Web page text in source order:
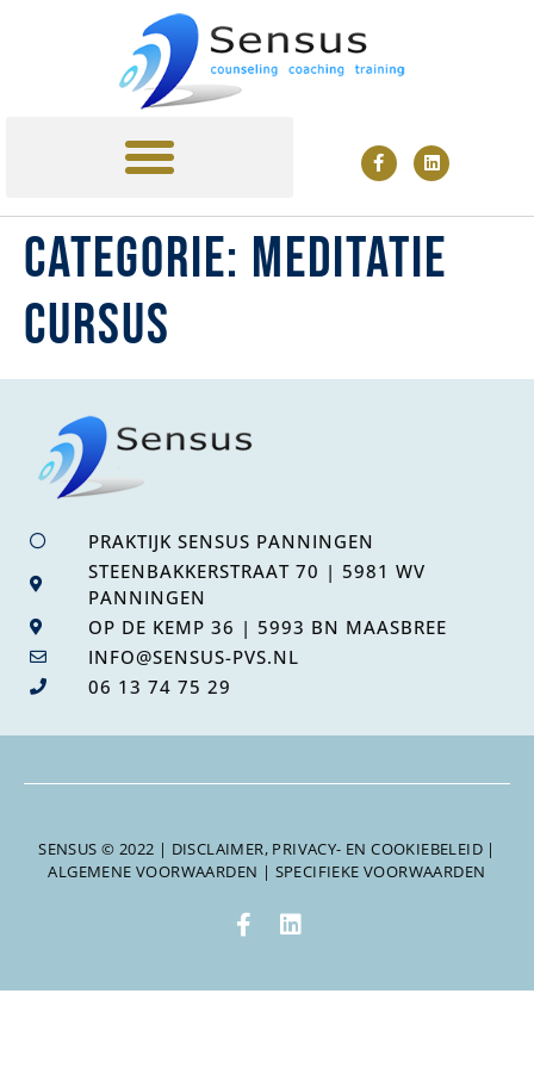
Categorie: meditatie
cursus
PRAKTIJK SENSUS PANNINGEN
STEENBAKKERSTRAAT 70 | 5981 WV
PANNINGEN
OP DE KEMP 36 | 5993 BN MAASBREE
INFO@SENSUS-PVS.NL
06 13 74 75 29
SENSUS © 2022 | DISCLAIMER, PRIVACY- EN COOKIEBELEID |
ALGEMENE VOORWAARDEN | SPECIFIEKE VOORWAARDEN